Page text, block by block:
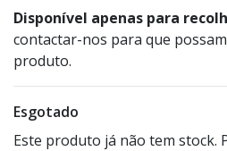
Disponível apenas para
contactar-nos para que
produto.
Esgotado
Este produto já não tem stock.